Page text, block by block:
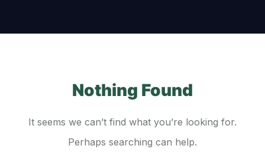
Nothing Found
It seems we can’t find what you’re looking for.
Perhaps searching can help.